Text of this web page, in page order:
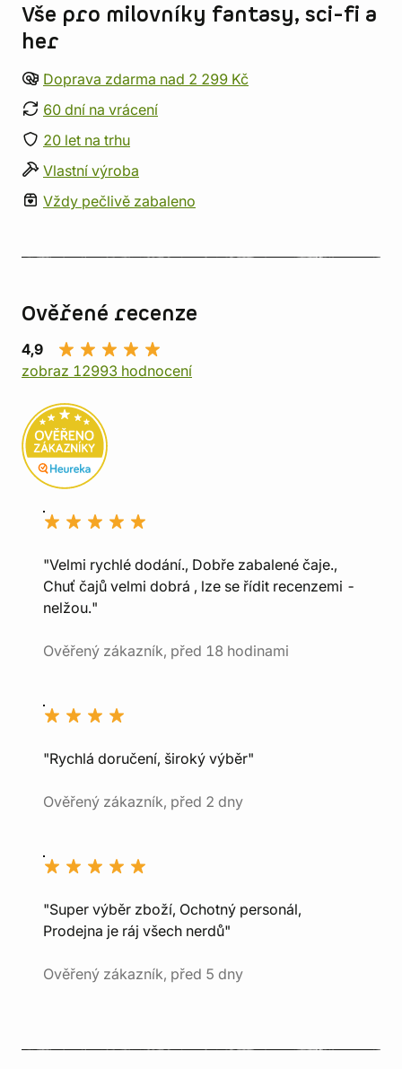
Vše pro milovníky fantasy, sci-fi a
her
Doprava zdarma nad 2 299 Kč
60 dní na vrácení
20 let na trhu
Vlastní výroba
Vždy pečlivě zabaleno
Ověřené recenze
4,9
zobraz 12993 hodnocení
"Velmi rychlé dodání., Dobře zabalené čaje.,
Chuť čajů velmi dobrá , lze se řídit recenzemi -
nelžou."
Ověřený zákazník, před 18 hodinami
"Rychlá doručení, široký výběr"
Ověřený zákazník, před 2 dny
"Super výběr zboží, Ochotný personál,
Prodejna je ráj všech nerdů"
Ověřený zákazník, před 5 dny